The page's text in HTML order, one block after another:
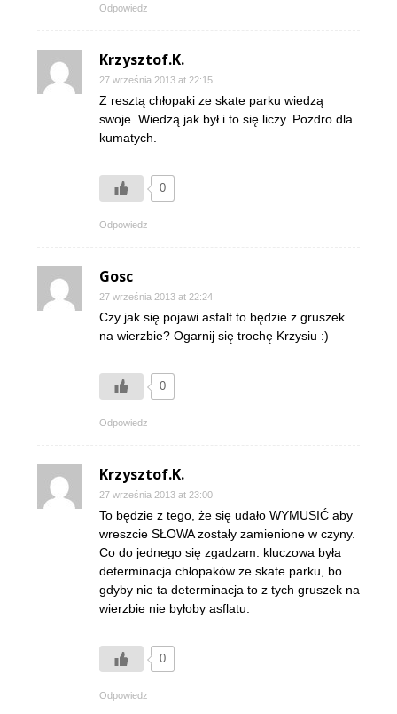
Odpowiedz
Krzysztof.K.
27 września 2013 at 22:15
Z resztą chłopaki ze skate parku wiedzą
swoje. Wiedzą jak był i to się liczy. Pozdro dla
kumatych.
0
Odpowiedz
Gosc
27 września 2013 at 22:24
Czy jak się pojawi asfalt to będzie z gruszek
na wierzbie? Ogarnij się trochę Krzysiu :)
0
Odpowiedz
Krzysztof.K.
27 września 2013 at 23:00
To będzie z tego, że się udało WYMUSIĆ aby
wreszcie SŁOWA zostały zamienione w czyny.
Co do jednego się zgadzam: kluczowa była
determinacja chłopaków ze skate parku, bo
gdyby nie ta determinacja to z tych gruszek na
wierzbie nie byłoby asflatu.
0
Odpowiedz